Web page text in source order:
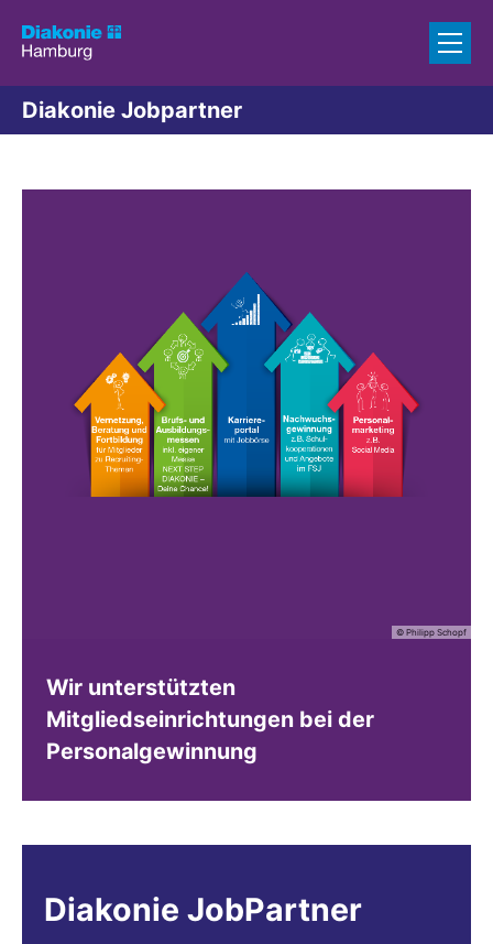
Diakonie Jobpartner
© Philipp Schopf
Wir unterstützten
Mitgliedseinrichtungen bei der
Personalgewinnung
Diakonie JobPartner